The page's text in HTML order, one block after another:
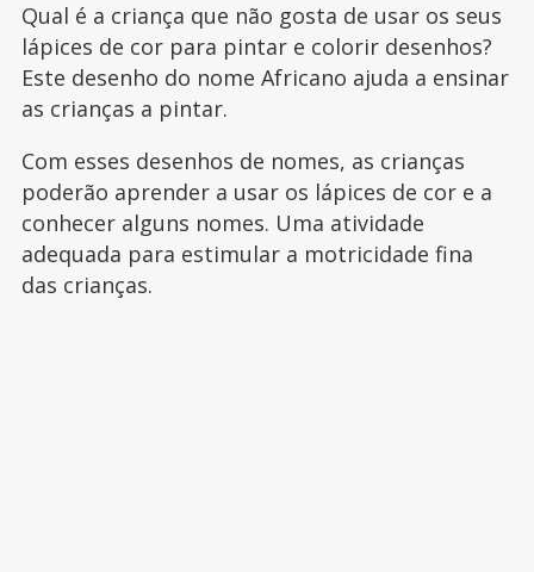
Qual é a criança que não gosta de usar os seus
lápices de cor para pintar e colorir desenhos?
Este desenho do nome Africano ajuda a ensinar
as crianças a pintar.
Com esses desenhos de nomes, as crianças
poderão aprender a usar os lápices de cor e a
conhecer alguns nomes. Uma atividade
adequada para estimular a motricidade fina
das crianças.